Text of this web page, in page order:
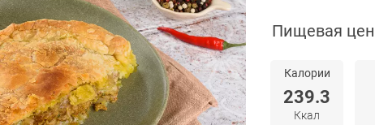
Пищевая
Калории
239.3
Ккал